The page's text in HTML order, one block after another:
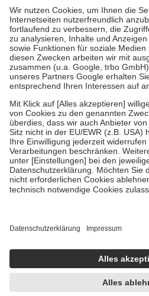
höchstens zehn Euro.
Es sind jedoch
Kosten der Leistung zu entrichten.
Diese Regeln gelten grundsätzlich
Bei Heilmitteln und häuslicher
Zuzahlung zehn Prozent der Kosten
Verordnung.
Um das Engagement der Versicherten
stärken und die besondere Stellung
fallenkeine Zuzahlungenan bei:
• Kindern und Jugendlichen bis zum
mit Ausnahme der Fahrkosten
• Untersuchungen zur Vorsorge und
GKV getragen werden
• empfohlenen Schutzimpfungen
• Harn- und Blutteststreifen
getroffen, um sicherzustellen, dass es
https://help.etrusted.com/hc/de/
Einige Bilder und Inhalte wurden